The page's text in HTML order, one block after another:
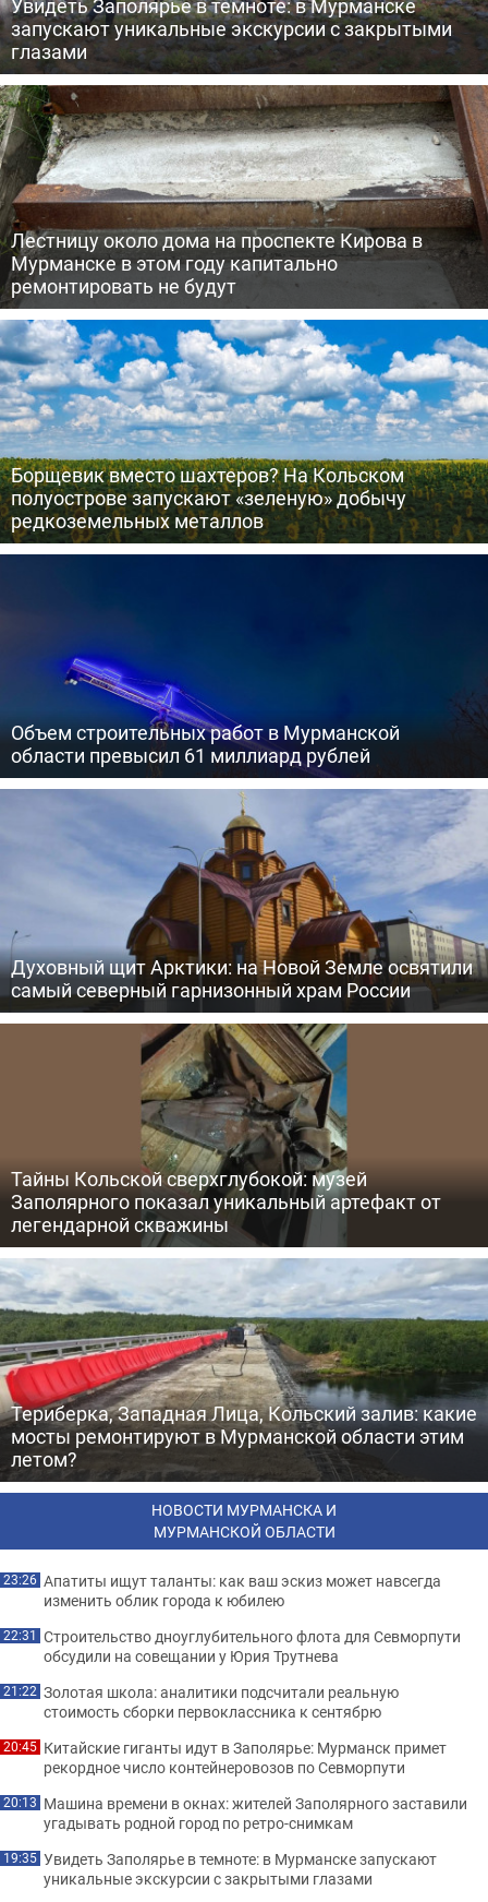
Увидеть Заполярье в темноте: в Мурманске
запускают уникальные экскурсии с закрытыми
глазами
Лестницу около дома на проспекте Кирова в
Мурманске в этом году капитально
ремонтировать не будут
Борщевик вместо шахтеров? На Кольском
полуострове запускают «зеленую» добычу
редкоземельных металлов
Объем строительных работ в Мурманской
области превысил 61 миллиард рублей
Духовный щит Арктики: на Новой Земле освятили
самый северный гарнизонный храм России
Тайны Кольской сверхглубокой: музей
Заполярного показал уникальный артефакт от
легендарной скважины
Териберка, Западная Лица, Кольский залив: какие
мосты ремонтируют в Мурманской области этим
летом?
НОВОСТИ МУРМАНСКА И
МУРМАНСКОЙ ОБЛАСТИ
23:26 Апатиты ищут таланты: как ваш эскиз может навсегда
изменить облик города к юбилею
22:31 Строительство дноуглубительного флота для Севморпути
обсудили на совещании у Юрия Трутнева
21:22 Золотая школа: аналитики подсчитали реальную
стоимость сборки первоклассника к сентябрю
20:45 Китайские гиганты идут в Заполярье: Мурманск примет
рекордное число контейнеровозов по Севморпути
20:13 Машина времени в окнах: жителей Заполярного заставили
угадывать родной город по ретро-снимкам
19:35 Увидеть Заполярье в темноте: в Мурманске запускают
уникальные экскурсии с закрытыми глазами